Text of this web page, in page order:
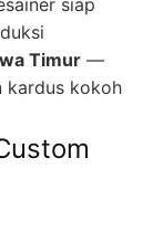
Timur —
kardus kokoh